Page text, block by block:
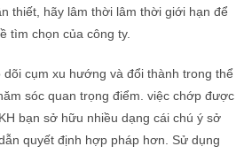
thiết, hãy lâm thời lâm thời giới hạn để
tìm chọn của công ty.
cụm xu hướng và đổi thành trong thể
sóc quan trọng điểm. việc chớp được
bạn sở hữu nhiều dạng cái chú ý sở
quyết định hợp pháp hơn. Sử dụng